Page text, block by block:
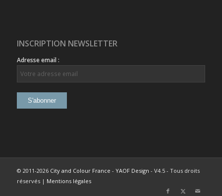
INSCRIPTION NEWSLETTER
Adresse email :
© 2011-2026 City and Colour France - YAOF Design - V4.5 - Tous droits
réservés | Mentions légales